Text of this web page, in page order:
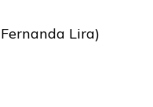
Lira)